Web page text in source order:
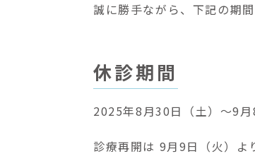
誠に勝手ながら、下記の期
休診期間
2025年8月30日（土）〜9月
診療再開は 9月9日（火）よ